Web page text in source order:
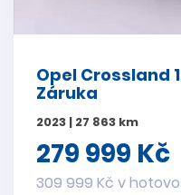
Opel Crossland
Záruka
2023 | 27 863 km
279 999 Kč
309 999 Kč v